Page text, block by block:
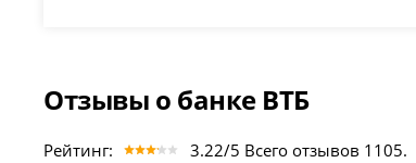
Отзывы о банке ВТБ
Рейтинг: 3.22/5 Всего отзывов 1105.